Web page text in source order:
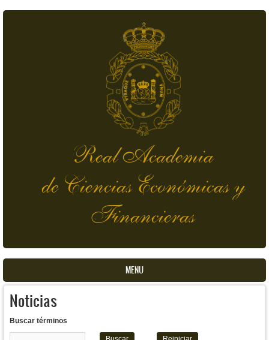
Real Academia
de Ciencias Económicas y
Financieras
MENU
Noticias
Buscar términos